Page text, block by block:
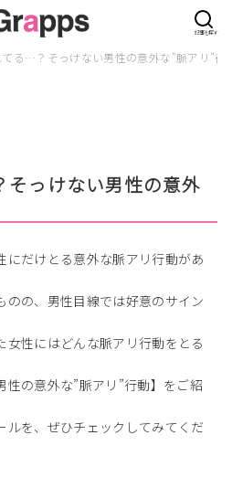
る…？そっけない男性の意外な”脈アリ”行
っけない男性の意外
にだけとる意外な脈アリ行動があ
のの、男性目線では好意のサイン
女性にはどんな脈アリ行動をとる
の意外な”脈アリ”行動】をご紹
ルを、ぜひチェックしてみてくだ